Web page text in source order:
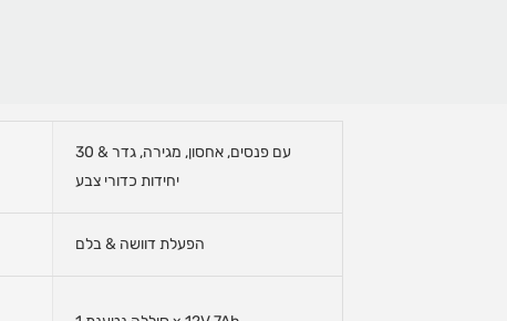
עם פנסים, אחסון, מגירה, גדר & 30
יחידות כדורי צבע
הפעלת דוושה & בלם